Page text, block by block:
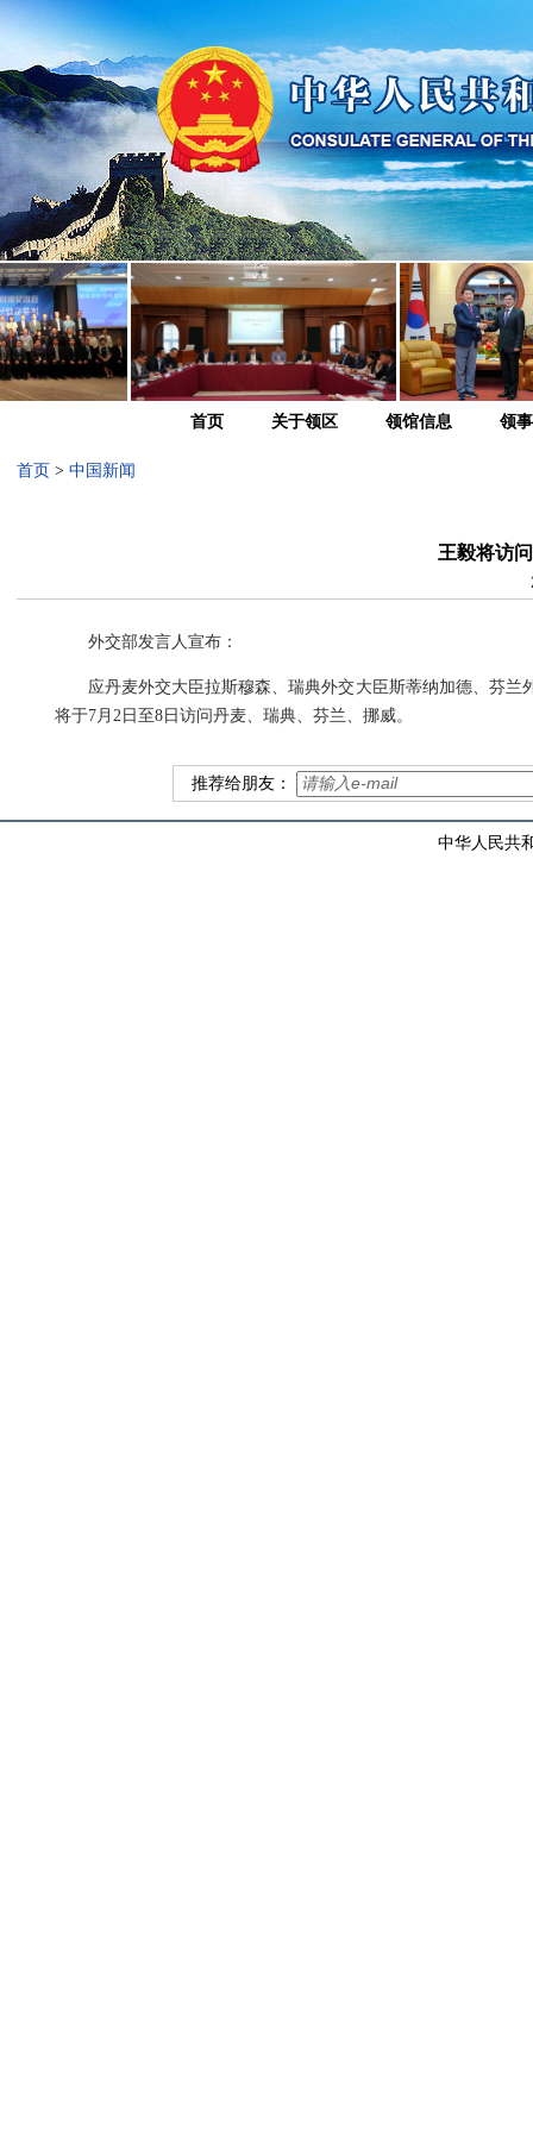
首页 关于领区 领馆信息 领
首页 > 中国新闻
王毅将访
外交部发言人宣布：
应丹麦外交大臣拉斯穆森、瑞典外交大臣斯蒂纳加德、芬
将于7月2日至8日访问丹麦、瑞典、芬兰、挪威。
推荐给朋友：
中华人民共